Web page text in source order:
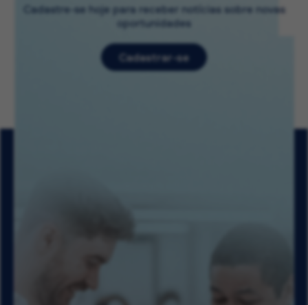
Cadastre-se hoje para receber notícias sobre novas
oportunidades
Cadastrar-se